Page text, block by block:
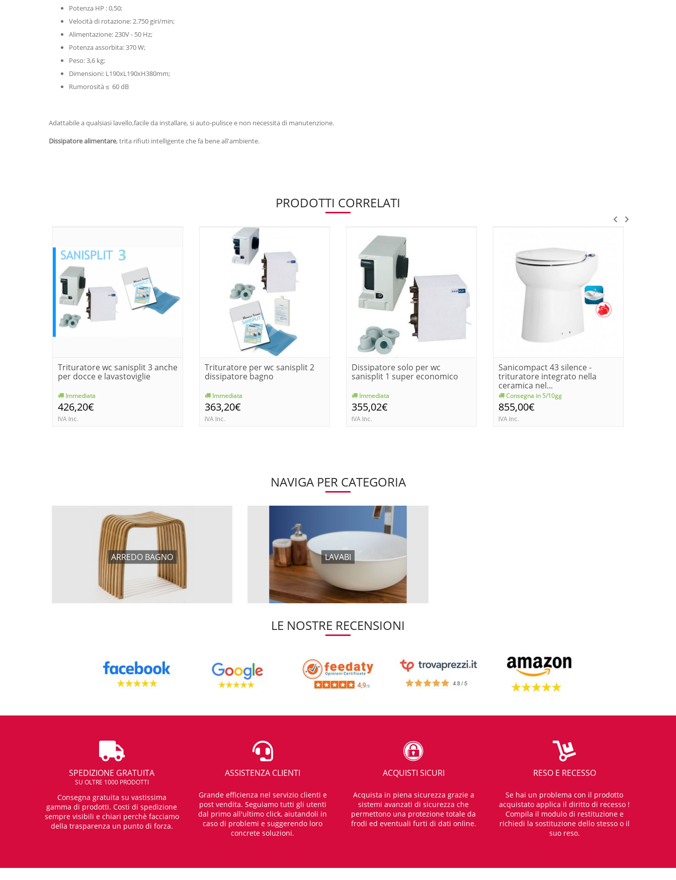
Potenza HP : 0,50;
Velocità di rotazione: 2.750 giri/min;
Alimentazione: 230V - 50 Hz;
Potenza assorbita: 370 W;
Peso: 3,6 kg;
Dimensioni: L190xL190xH380mm;
Rumorosità ≤ 60 dB
Adattabile a qualsiasi lavello,facile da installare, si auto-pulisce e non necessita di manutenzione.
Dissipatore alimentare, trita rifiuti intelligente che fa bene all'ambiente.
PRODOTTI CORRELATI
Trituratore wc sanisplit 3 anche
per docce e lavastoviglie
Immediata
426,20€
IVA Inc.
Trituratore per wc sanisplit 2
dissipatore bagno
Immediata
363,20€
IVA Inc.
Dissipatore solo per wc
sanisplit 1 super economico
Immediata
355,02€
IVA Inc.
Sanicompact 43 silence -
trituratore integrato nella
ceramica nel...
Consegna in 5/10gg
855,00€
IVA Inc.
NAVIGA PER CATEGORIA
ARREDO BAGNO LAVABI
LE NOSTRE RECENSIONI
SPEDIZIONE GRATUITA
SU OLTRE 1000 PRODOTTI
Consegna gratuita su vastissima
gamma di prodotti. Costi di spedizione
sempre visibili e chiari perchè facciamo
della trasparenza un punto di forza.
ASSISTENZA CLIENTI
Grande efficienza nel servizio clienti e
post vendita. Seguiamo tutti gli utenti
dal primo all'ultimo click, aiutandoli in
caso di problemi e suggerendo loro
concrete soluzioni.
ACQUISTI SICURI
Acquista in piena sicurezza grazie a
sistemi avanzati di sicurezza che
permettono una protezione totale da
frodi ed eventuali furti di dati online.
RESO E RECESSO
Se hai un problema con il prodotto
acquistato applica il diritto di recesso !
Compila il modulo di restituzione e
richiedi la sostituzione dello stesso o il
suo reso.